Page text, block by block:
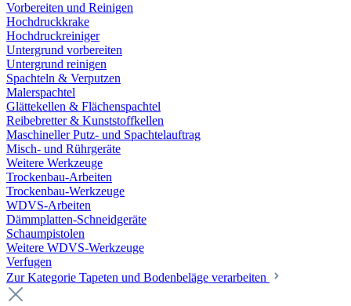
Vorbereiten und Reinigen
Hochdruckkrake
Hochdruckreiniger
Untergrund vorbereiten
Untergrund reinigen
Spachteln & Verputzen
Malerspachtel
Glättekellen & Flächenspachtel
Reibebretter & Kunststoffkellen
Maschineller Putz- und Spachtelauftrag
Misch- und Rührgeräte
Weitere Werkzeuge
Trockenbau-Arbeiten
Trockenbau-Werkzeuge
WDVS-Arbeiten
Dämmplatten-Schneidgeräte
Schaumpistolen
Weitere WDVS-Werkzeuge
Verfugen
Zur Kategorie Tapeten und Bodenbeläge verarbeiten